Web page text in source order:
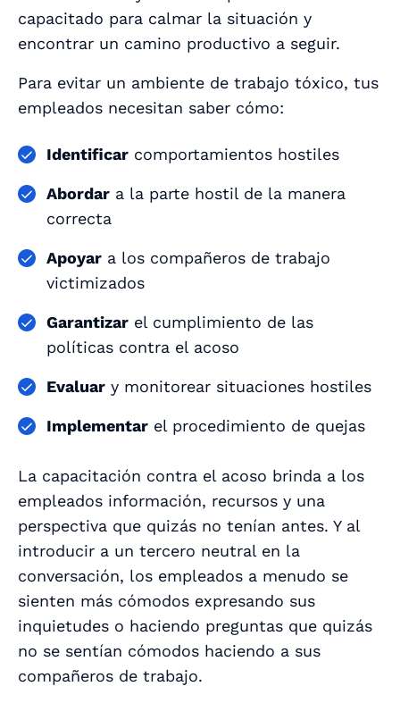
capacitado para calmar la situación y
encontrar un camino productivo a seguir.
Para evitar un ambiente de trabajo tóxico, tus
empleados necesitan saber cómo:
Identificar comportamientos hostiles
Abordar a la parte hostil de la manera
correcta
Apoyar a los compañeros de trabajo
victimizados
Garantizar el cumplimiento de las
políticas contra el acoso
Evaluar y monitorear situaciones hostiles
Implementar el procedimiento de quejas
La capacitación contra el acoso brinda a los
empleados información, recursos y una
perspectiva que quizás no tenían antes. Y al
introducir a un tercero neutral en la
conversación, los empleados a menudo se
sienten más cómodos expresando sus
inquietudes o haciendo preguntas que quizás
no se sentían cómodos haciendo a sus
compañeros de trabajo.